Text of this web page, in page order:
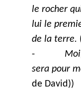
le rocher
lui le
de la terre.
-
sera pour
de David))